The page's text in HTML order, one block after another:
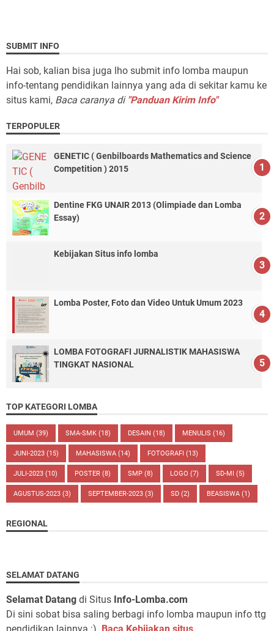
SUBMIT INFO
Hai sob, kalian bisa juga lho submit info lomba maupun
info-tentang pendidikan lainnya yang ada di sekitar kamu ke
situs kami, Baca caranya di "Panduan Kirim Info"
TERPOPULER
GENETIC ( Genbilboards Mathematics and Science
Competition ) 2015
Dentine FKG UNAIR 2013 (Olimpiade dan Lomba
Essay)
Kebijakan Situs info lomba
Lomba Poster, Foto dan Video Untuk Umum 2023
LOMBA FOTOGRAFI JURNALISTIK MAHASISWA
TINGKAT NASIONAL
TOP KATEGORI LOMBA
UMUM (39) SMA-SMK (18) DESAIN (18) MENULIS (16)
JUNI-2023 (15) MAHASISWA (14) FOTOGRAFI (13)
JULI-2023 (10) POSTER (8) SMP (8) LOGO (7) SD-MI (5)
AGUSTUS-2023 (3) SEPTEMBER-2023 (3) SD (2) BEASISWA (1)
REGIONAL
SELAMAT DATANG
Selamat Datang di Situs Info-Lomba.com
Di sini sobat bisa saling berbagi info lomba maupun info ttg